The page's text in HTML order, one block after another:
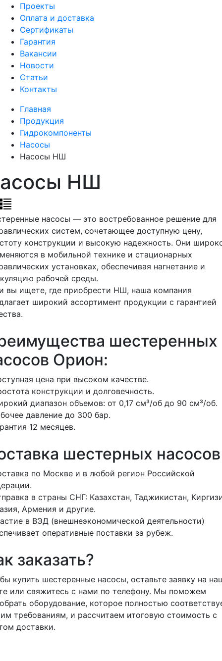
Проекты
Оплата и доставка
Сертификаты
Гарантия
Вакансии
Новости
Статьи
Контакты
Главная
Продукция
Гидрокомпоненты
Насосы
Насосы НШ
НШ
насосы — это востребованное решение для
систем, сочетающее доступную цену,
конструкции и высокую надежность. Они
в мобильной технике и стационарных
установках, обеспечивая нагнетание и
рабочей среды.
вы ищете, где приобрести НШ, наша компания
широкий ассортимент продукции с гарантией
шестеренных
Орион:
цена при высоком качестве.
конструкции и долговечность.
диапазон объемов: от 0,17 см³/об до 90 см³/об.
давление до 300 бар.
12 месяцев.
шестерных насосов
по Москве и в любой регион Российской
в страны СНГ: Казахстан, Таджикистан,
Армения и другие.
в ВЭД (внешнеэкономической деятельности)
оперативные поставки за рубеж.
заказать?
купить шестеренные насосы, оставьте заявку на
или свяжитесь с нами по телефону. Мы поможем
оборудование, которое полностью
требованиям, и рассчитаем итоговую стоимость с
доставки.